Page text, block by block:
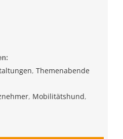
, Themenabende
, Mobilitätshund,